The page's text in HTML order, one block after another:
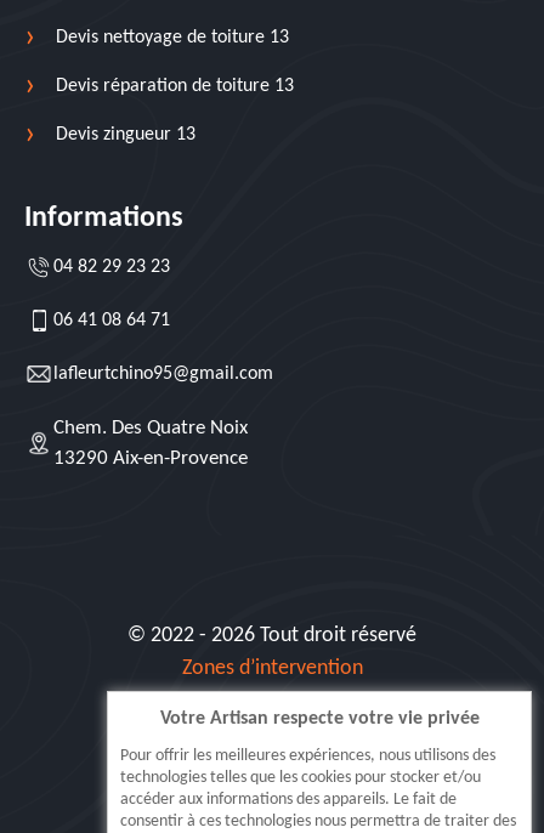
Devis nettoyage de toiture 13
Devis réparation de toiture 13
Devis zingueur 13
Informations
04 82 29 23 23
06 41 08 64 71
lafleurtchino95@gmail.com
Chem. Des Quatre Noix
13290 Aix-en-Provence
© 2022 - 2026 Tout droit réservé
Zones d’intervention
Siret: 515 062 404 000 30
Votre Artisan respecte votre vie privée
Pour offrir les meilleures expériences, nous utilisons des
technologies telles que les cookies pour stocker et/ou
accéder aux informations des appareils. Le fait de
consentir à ces technologies nous permettra de traiter des